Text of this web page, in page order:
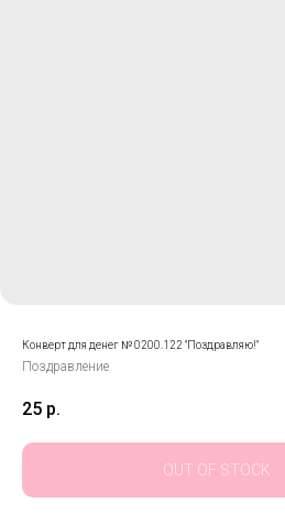
Конверт для денег № 0200.122 "Поздравляю!"
Поздравление
25 р.
OUT OF STOCK